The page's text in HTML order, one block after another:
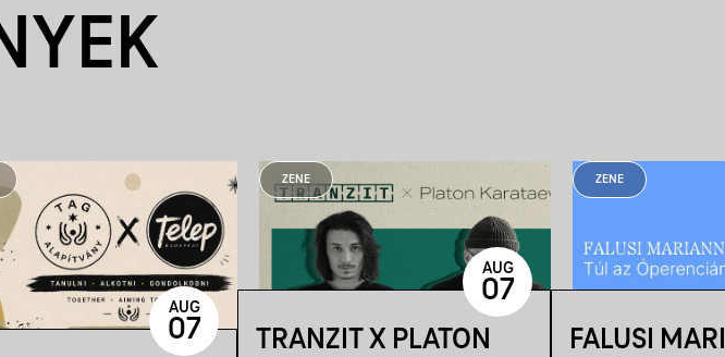
AUG
07
ZENE
TRANZIT X PLATON
AUG
07
ZENE
FALUSI